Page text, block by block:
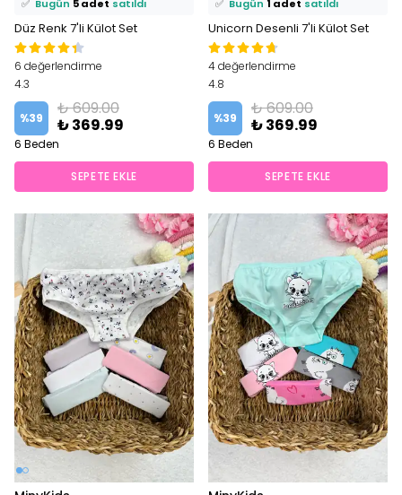
✅ Bugün 5 adet satıldı
Düz Renk 7'li Külot Set
6 değerlendirme
4.3
%39
₺ 609.00
₺ 369.99
6 Beden
SEPETE EKLE
✅ Bugün 1 adet satıldı
Unicorn Desenli 7'li Külot Set
4 değerlendirme
4.8
%39
₺ 609.00
₺ 369.99
6 Beden
SEPETE EKLE
⭐️ Bu ürünü13 kişifavoriledi!
⭐️ Bu ürünü16 kişifavoriledi!